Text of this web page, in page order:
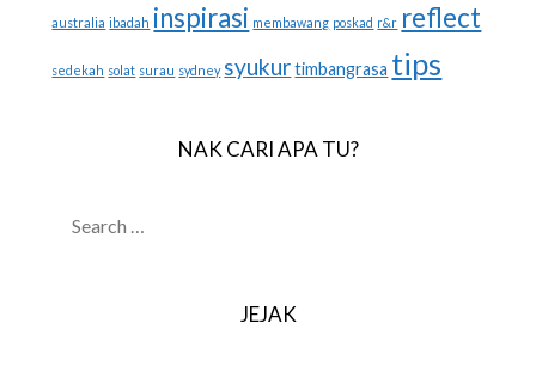
australia ibadah inspirasi membawang poskad r&r reflect
sedekah solat surau sydney syukur timbangrasa tips
NAK CARI APA TU?
FOR:
JEJAK